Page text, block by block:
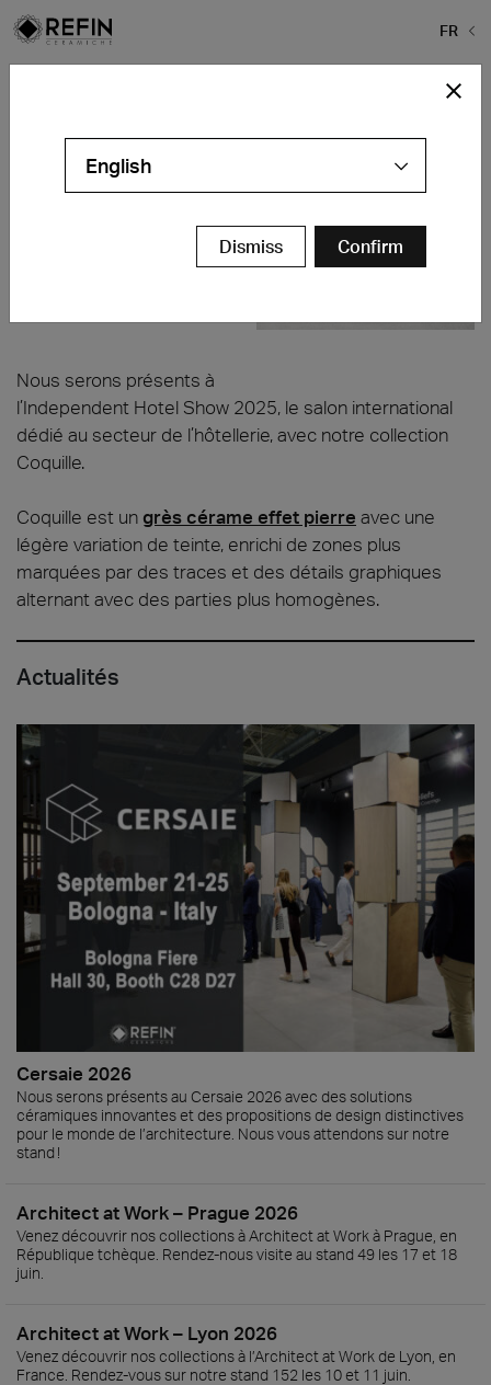
FR
RAI Amsterdam
Nous serons présents à
l’Independent Hotel Show 2025, le salon international
dédié au secteur de l’hôtellerie, avec notre collection
Coquille.
Coquille est un grès cérame effet pierre avec une
légère variation de teinte, enrichi de zones plus
marquées par des traces et des détails graphiques
alternant avec des parties plus homogènes.
Actualités
Cersaie 2026
Nous serons présents au Cersaie 2026 avec des solutions
céramiques innovantes et des propositions de design distinctives
pour le monde de l’architecture. Nous vous attendons sur notre
stand !
Architect at Work – Prague 2026
Venez découvrir nos collections à Architect at Work à Prague, en
République tchèque. Rendez-nous visite au stand 49 les 17 et 18
juin.
Architect at Work – Lyon 2026
Venez découvrir nos collections à l’Architect at Work de Lyon, en
France. Rendez-vous sur notre stand 152 les 10 et 11 juin.
English
Dismiss Confirm